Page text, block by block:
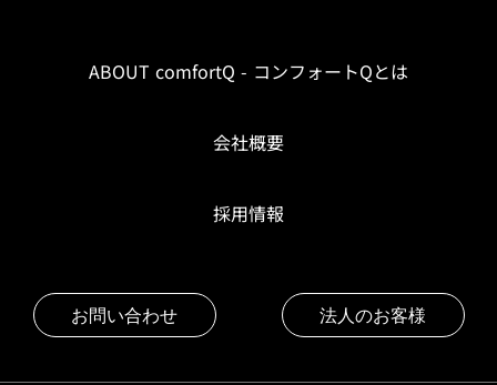
ABOUT comfortQ - コンフォートQとは
会社概要
採用情報
お問い合わせ 法人のお客様